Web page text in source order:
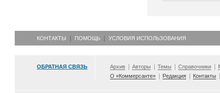
КОНТАКТЫ ПОМОЩЬ УСЛОВИЯ ИСПОЛЬЗОВАНИЯ
ОБРАТНАЯ СВЯЗЬ Архив Авторы Темы Справочники
О «Коммерсанте»
Редакция Контакты